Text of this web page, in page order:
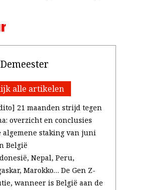
alle artikelen
21 maanden strijd tegen
overzicht en conclusies
algemene staking van juni
België
Nepal, Peru,
Marokko… De Gen Z-
wanneer is België aan de